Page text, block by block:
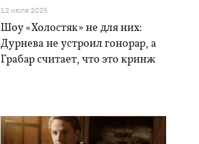
12 июля 2025
Шоу «Холостяк» не для них:
Дурнева не устроил гонорар, а
Грабар считает, что это кринж